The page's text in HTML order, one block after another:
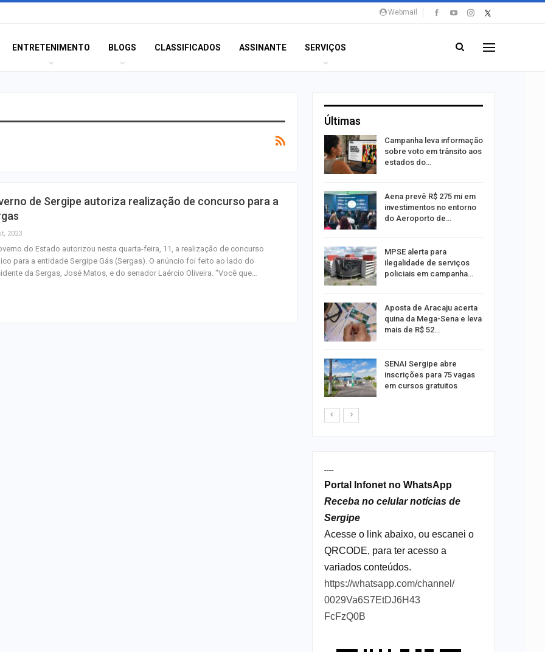
Webmail
ENTRETENIMENTO BLOGS CLASSIFICADOS ASSINANTE SERVIÇOS
de Sergipe autoriza realização de concurso para a
2023
do Estado autorizou nesta quarta-feira, 11, a realização de concurso
para a entidade Sergipe Gás (Sergas). O anúncio foi feito ao lado do
da Sergas, José Matos, e do senador Laércio Oliveira. "Você que…
Últimas
Homem é preso no Bairro
de Pai e Filho
A Fabulosa Maquina do
Tempo
Campanha leva informação
sobre voto em trânsito aos
estados do…
Aena prevê R$ 275 mi em
investimentos no entorno
do Aeroporto de…
MPSE alerta para
ilegalidade de serviços
policiais em campanha…
Aposta de Aracaju acerta
quina da Mega-Sena e leva
mais de R$ 52…
SENAI Sergipe abre
inscrições para 75 vagas
em cursos gratuitos
----
Portal Infonet no WhatsApp
Receba no celular notícias de
Sergipe
Acesse o link abaixo, ou escanei o
QRCODE, para ter acesso a
variados conteúdos.
https://whatsapp.com/channel/
0029Va6S7EtDJ6H43
FcFzQ0B